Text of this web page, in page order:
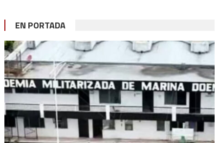
EN PORTADA